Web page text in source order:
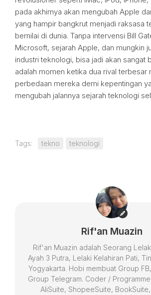
pada akhirnya akan mengubah Apple
yang hampir bangkrut menjadi raksasa
bernilai di dunia. Tanpa intervensi Bill
Microsoft, sejarah Apple, dan mungkin
industri teknologi, bisa jadi akan sangat
adalah momen ketika dua rival terbesar
perbedaan mereka demi kepentingan
mengubah jalannya sejarah teknologi
Tags: tekno teknologi
Rif'an Muazin
Rif'an Muazin adalah Seorang
Ayah 3 Putra, Lelaki Kelahiran Pati,
Yogyakarta. Hobi membuat Group
Group Telegram. Coder /
AliSuite, ShopeeSuite,